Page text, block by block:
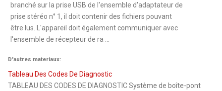
branché sur la prise USB de l'ensemble d'adaptateur de
prise stéréo n° 1, il doit contenir des fichiers pouvant
être lus. L'appareil doit également communiquer avec
l'ensemble de récepteur de ra ...
D'autres materiaux:
Tableau Des Codes De Diagnostic
TABLEAU DES CODES DE DIAGNOSTIC Système de boîte-pont